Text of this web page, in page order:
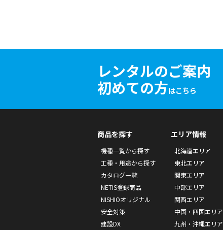
レンタルのご案内
初めての方はこちら
商品を探す
機種一覧から探す
工種・用途から探す
カタログ一覧
NETIS登録商品
NISHIOオリジナル
安全対策
建設DX
エリア情報
北海道エリア
東北エリア
関東エリア
中部エリア
関西エリア
中国・四国エリア
九州・沖縄エリア